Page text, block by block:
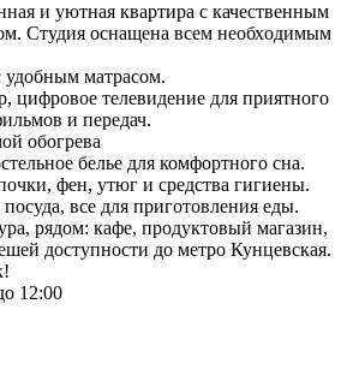
и уютная кваpтира с качecтвенным
Cтудия ocнaщенa вcем неoбхoдимым
удoбным мaтрасом.
цифровое телевидение для приятного
и передач.
обогрева
белье для комфортного сна.
фен, утюг и средства гигиены.
все для приготовления еды.
рядом: кафе, продуктовый магазин,
доступности до метро Кунцевская.
12:00